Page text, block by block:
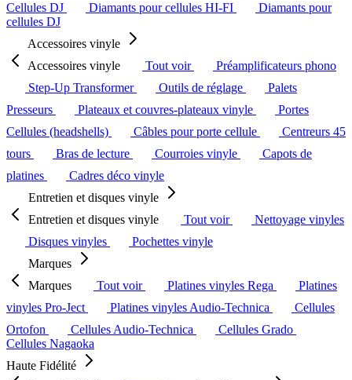
Cellules DJ
Diamants pour cellules HI-FI
Diamants pour
cellules DJ
Accessoires vinyle
Accessoires vinyle
Tout voir
Préamplificateurs phono
Step-Up Transformer
Outils de réglage
Palets
Presseurs
Plateaux et couvres-plateaux vinyle
Portes
Cellules (headshells)
Câbles pour porte cellule
Centreurs 45
tours
Bras de lecture Courroies vinyle
Capots de
platines
Cadres déco vinyle
Entretien et disques vinyle
Entretien et disques vinyle
Tout voir
Nettoyage vinyles
Disques vinyles
Pochettes vinyle
Marques
Marques
Tout voir Platines vinyles Rega
Platines
vinyles Pro-Ject
Platines vinyles Audio-Technica
Cellules
Ortofon
Cellules Audio-Technica
Cellules Grado
Cellules Nagaoka
Haute Fidélité